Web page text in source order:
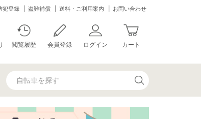
犯登録 盗難補償 送料・ご利用案内 お問い合わせ
閲覧履歴 会員登録 ログイン カート